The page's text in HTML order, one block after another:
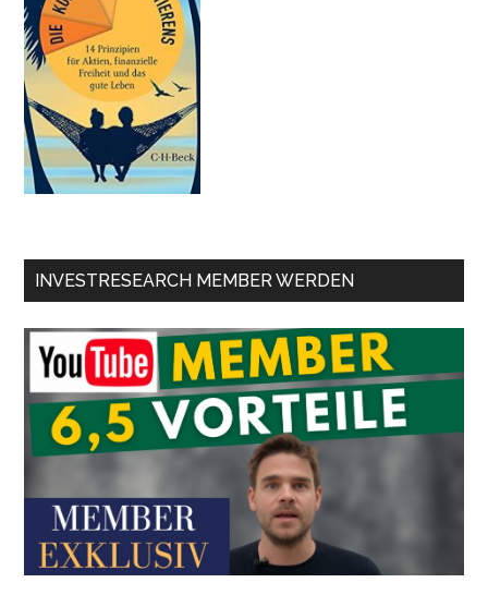
INVESTRESEARCH MEMBER WERDEN